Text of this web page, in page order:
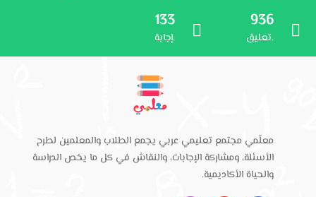
936
تعليق.
133
إجابة.
معلّمي مجتمع تعليمي عربي يجمع الطلاب والمعلمين لطرح
الأسئلة، ومشاركة الإجابات، والنقاش في كل ما يخص الدراسة
والحياة الأكاديمية.